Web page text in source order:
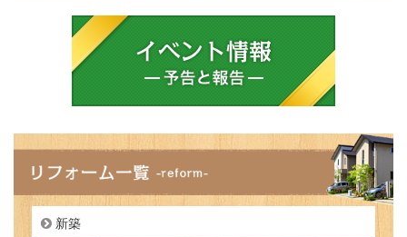
新築